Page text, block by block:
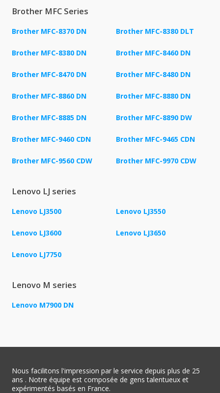
Brother MFC Series
Brother MFC-8370 DN Brother MFC-8380 DLT
Brother MFC-8380 DN Brother MFC-8460 DN
Brother MFC-8470 DN Brother MFC-8480 DN
Brother MFC-8860 DN Brother MFC-8880 DN
Brother MFC-8885 DN Brother MFC-8890 DW
Brother MFC-9460 CDN Brother MFC-9465 CDN
Brother MFC-9560 CDW Brother MFC-9970 CDW
Lenovo LJ series
Lenovo LJ3500 Lenovo LJ3550
Lenovo LJ3600 Lenovo LJ3650
Lenovo LJ7750
Lenovo M series
Lenovo M7900 DN
Nous facilitons l'impression par le service depuis plus de 25
ans . Notre équipe est composée de gens talentueux et
expérimentés basés en France.